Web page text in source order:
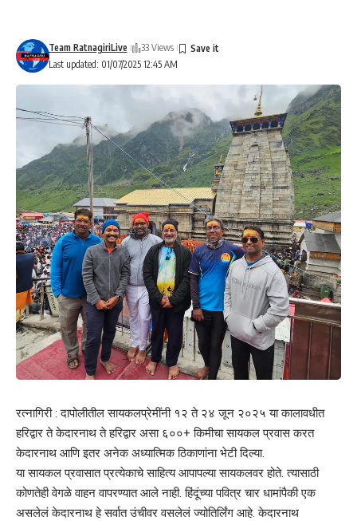
Last updated: 01/07/2025 12:45 AM
Team RatnagiriLive 33 Views
रत्नागिरी : दापोलीतील सायकलप्रेमींनी १२ ते २४ जून २०२५ या कालावधीत
हरिद्वार ते केदारनाथ ते हरिद्वार असा ६००+ किमीचा सायकल प्रवास करत
केदारनाथ आणि इतर अनेक अध्यात्मिक ठिकाणांना भेटी दिल्या.
या सायकल प्रवासात प्रत्येकाचे साहित्य आपापल्या सायकलवर होते. त्यासाठी
कोणतेही वेगळे वाहन वापरण्यात आले नाही. हिंदूंच्या पवित्र चार धामांपैकी एक
असलेलं केदारनाथ हे सर्वात उंचीवर वसलेलं ज्योतिर्लिंग आहे. केदारनाथ